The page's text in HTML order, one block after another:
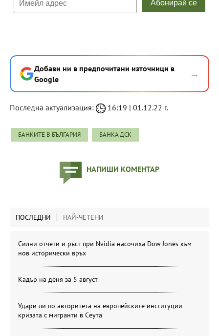
Добави ни в предпочитани източници в
Google
→
Последна актуализация: 16:19 | 01.12.22 г.
БАНКИТЕ В БЪЛГАРИЯ БАНКА ДСК
НАПИШИ КОМЕНТАР
ПОСЛЕДНИ НАЙ-ЧЕТЕНИ
Силни отчети и ръст при Nvidia насочиха Dow Jones към
нов исторически връх
Кадър на деня за 5 август
Удари ли по авторитета на европейските институции
кризата с мигранти в Сеута